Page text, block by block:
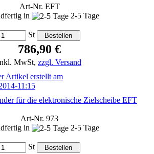
Art-Nr. EFT
in
2-5 Tage
St
786,90 €
MwSt, zzgl. Versand
für die elektronische Zielscheibe EFT
Art-Nr. 973
in
2-5 Tage
St